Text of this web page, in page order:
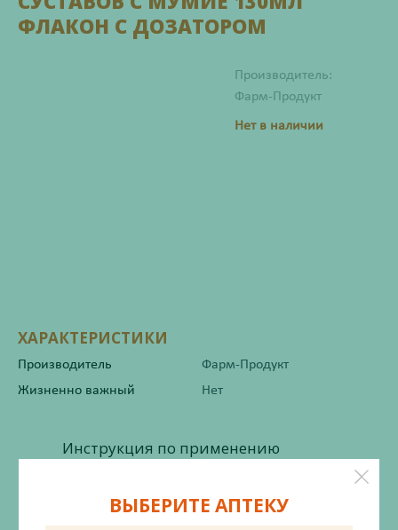
ФЛАКОН С ДОЗАТОРОМ
Производитель:
Фарм-Продукт
Нет в наличии
ХАРАКТЕРИСТИКИ
Производитель
Фарм-Продукт
Жизненно важный
Нет
Инструкция по применению
Состав
ВЫБЕРИТЕ АПТЕКУ